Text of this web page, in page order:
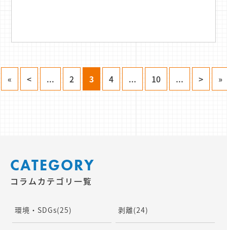
« < ... 2 3 4 ... 10 ... > »
CATEGORY
コラムカテゴリ一覧
環境・SDGs(25) 剥離(24)